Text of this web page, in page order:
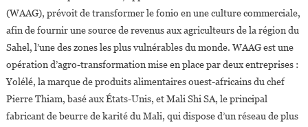
Production
De
(WAAG), prévoit de transformer le fonio en une culture commerciale,
afin de fournir une source de revenus aux agriculteurs de la région du
Sahel, l’une des zones les plus vulnérables du monde. WAAG est une
opération d’agro-transformation mise en place par deux entreprises :
Yolélé, la marque de produits alimentaires ouest-africains du chef
Pierre Thiam, basé aux États-Unis, et Mali Shi SA, le principal
fabricant de beurre de karité du Mali, qui dispose d’un réseau de plus